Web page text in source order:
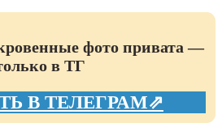
фото привата —
в ТГ
В ТЕЛЕГРАМ⇗